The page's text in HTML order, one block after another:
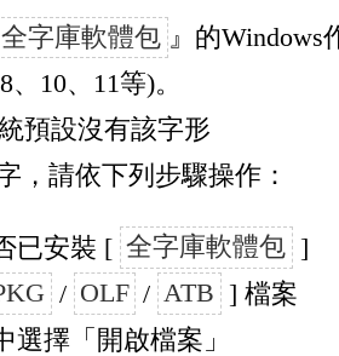
全字庫軟體包 』的Windows
10、11等)。
預設沒有該字形
，請依下列步驟操作：
已安裝 [ 全字庫軟體包 ]
/ OLF / ATB ] 檔案
選擇「開啟檔案」